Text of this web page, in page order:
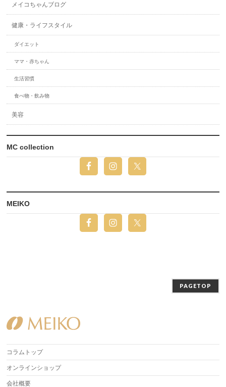
メイコちゃんブログ
健康・ライフスタイル
ダイエット
ママ・赤ちゃん
生活習慣
食べ物・飲み物
美容
MC collection
MEIKO
PAGETOP
コラムトップ
オンラインショップ
会社概要